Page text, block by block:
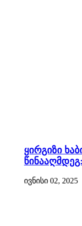
ყირგიზი
ივნისი 02, 2025